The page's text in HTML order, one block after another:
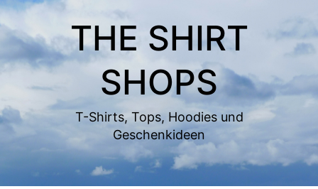
Zum
Inhalt
springen
THE SHIRT
SHOPS
T-Shirts, Tops, Hoodies und
Geschenkideen